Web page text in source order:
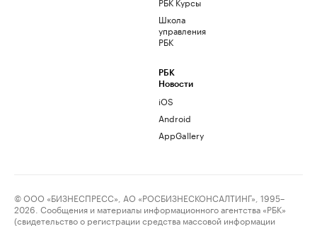
Школа
управления
РБК
РБК
Новости
iOS
Android
AppGallery
© ООО «БИЗНЕСПРЕСС», АО «РОСБИЗНЕСКОНСАЛТИНГ», 1995–
2026. Сообщения и материалы информационного агентства «РБК»
(свидетельство о регистрации средства массовой информации